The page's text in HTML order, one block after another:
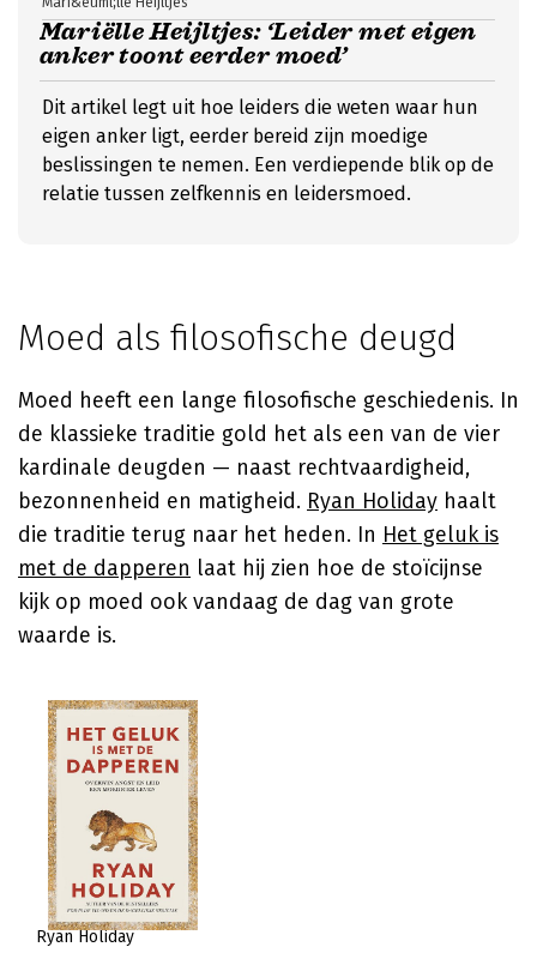
Mariëlle Heijltjes: ‘Leider met eigen
anker toont eerder moed’
Dit artikel legt uit hoe leiders die weten waar hun
eigen anker ligt, eerder bereid zijn moedige
beslissingen te nemen. Een verdiepende blik op de
relatie tussen zelfkennis en leidersmoed.
Moed als filosofische deugd
Moed heeft een lange filosofische geschiedenis. In
de klassieke traditie gold het als een van de vier
kardinale deugden — naast rechtvaardigheid,
bezonnenheid en matigheid. Ryan Holiday haalt
die traditie terug naar het heden. In Het geluk is
met de dapperen laat hij zien hoe de stoïcijnse
kijk op moed ook vandaag de dag van grote
waarde is.
Ryan Holiday